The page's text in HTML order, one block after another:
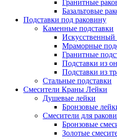
Гранитные
Базальтовые
Подставки под раковину
Каменные подставки
Искусственный
Мраморные
Гранитные
Подставки из
Подставки из
Стальные подставки
Смесители Краны Лейки
Душевые лейки
Бронзовые
Смесители для
Бронзовые
Золотые